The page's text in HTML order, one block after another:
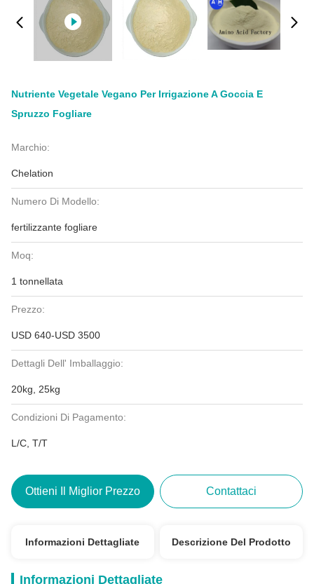
Nutriente Vegetale Vegano Per Irrigazione A Goccia E
Spruzzo Fogliare
Marchio:
Chelation
Numero Di Modello:
fertilizzante fogliare
Moq:
1 tonnellata
Prezzo:
USD 640-USD 3500
Dettagli Dell' Imballaggio:
20kg, 25kg
Condizioni Di Pagamento:
L/C, T/T
Ottieni Il Miglior Prezzo Contattaci
Informazioni Dettagliate Descrizione Del Prodotto
Informazioni Dettagliate